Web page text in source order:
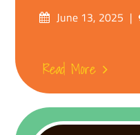
PostedJune 13, 2025
Read More